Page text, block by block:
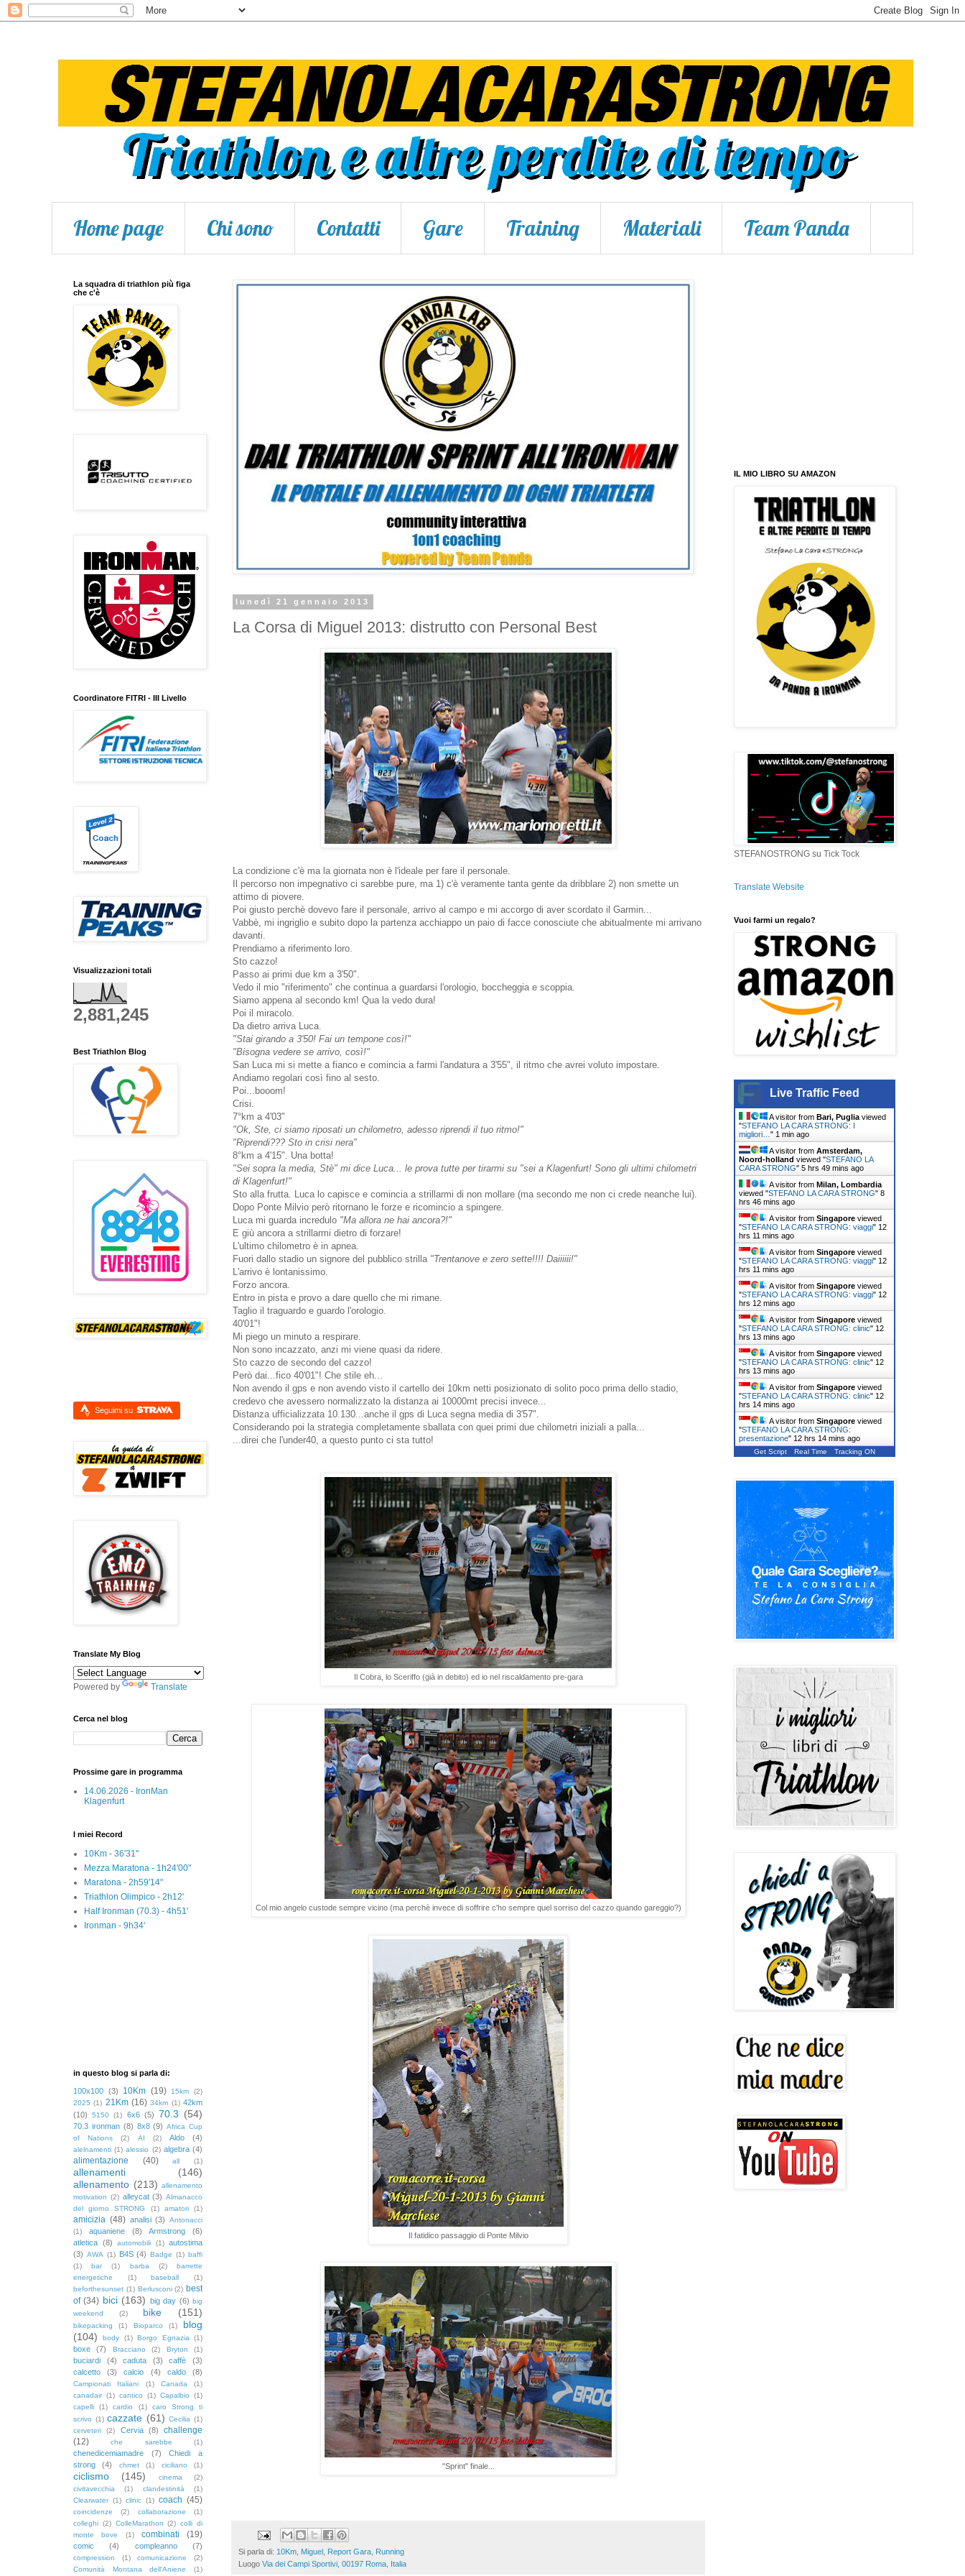
Home page Chi sono Contatti Gare Training Materiali Team Panda
lunedì 21 gennaio 2013
La Corsa di Miguel 2013: distrutto con Personal Best
La condizione c'è ma la giornata non è l'ideale per fare il personale.
Il percorso non impegnativo ci sarebbe pure, ma 1) c'è veramente tanta gente da dribblare 2) non smette un
attimo di piovere.
Poi giusto perchè dovevo fare il personale, arrivo al campo e mi accorgo di aver scordato il Garmin...
Vabbè, mi ingriglio e subito dopo la partenza acchiappo un paio di facce conosciute che abitualmente mi arrivano
davanti.
Prendiamo a riferimento loro.
Sto cazzo!
Passo ai primi due km a 3'50".
Vedo il mio "riferimento" che continua a guardarsi l'orologio, boccheggia e scoppia.
Siamo appena al secondo km! Qua la vedo dura!
Poi il miracolo.
Da dietro arriva Luca.
"Stai girando a 3'50! Fai un tempone così!"
"Bisogna vedere se arrivo, così!"
San Luca mi si mette a fianco e comincia a farmi l'andatura a 3'55", il ritmo che avrei voluto impostare.
Andiamo regolari così fino al sesto.
Poi...booom!
Crisi.
7°km a 4'03"
"Ok, Ste, ci siamo riposati un chilometro, adesso riprendi il tuo ritmo!"
"Riprendi??? Sto in crisi nera"
8°km a 4'15". Una botta!
"Sei sopra la media, Stè" mi dice Luca... le prova tutte per tirarmi su "sei a Klagenfurt! Sono gli ultimi chilometri
di Klagenfurt!"
Sto alla frutta. Luca lo capisce e comincia a strillarmi di non mollare (ma secondo me non ci crede neanche lui).
Dopo Ponte Milvio però ritornano le forze e ricomincio a spingere.
Luca mi guarda incredulo "Ma allora ne hai ancora?!"
E giù ancora a strillarmi dietro di forzare!
L'ultimo chilometro è in apnea.
Fuori dallo stadio un signore del pubblico strilla "Trentanove e zero sette!!!! Daiiiiii!"
L'arrivo è lontanissimo.
Forzo ancora.
Entro in pista e provo a dare quello che mi rimane.
Taglio il traguardo e guardo l'orologio.
40'01"!
Mi piego un minuto a respirare.
Non sono incazzato, anzi mi viene quasi da ridere.
Sto cazzo de secondo del cazzo!
Però dai...fico 40'01"! Che stile eh...
Non avendo il gps e non avendo visto il cartello dei 10km netti posizionato di solito poco prima dello stadio,
credevo che avessero normalizzato la distanza ai 10000mt precisi invece...
Distanza ufficializzata 10.130...anche il gps di Luca segna media di 3'57".
Considerando poi la strategia completamente sballata con quei primi due chilometri iniziali a palla...
...direi che l'under40, a questo punto ci sta tutto!
Il Cobra, lo Sceriffo (già in debito) ed io nel riscaldamento pre-gara
Col mio angelo custode sempre vicino (ma perchè invece di soffrire c'ho sempre quel sorriso del cazzo quando gareggio?)
Il fatidico passaggio di Ponte Milvio
"Sprint" finale...
Si parla di: 10Km Miguel Report Gara
Running
Luogo Via dei Campi Sportivi, 00197 Roma, Italia
La squadra di triathlon più figa
che c'è
Coordinatore FITRI - III Livello
Visualizzazioni totali
2,881,245
Best Triathlon Blog
Seguimi su
Translate My Blog
Powered by Translate
Cerca nel blog
Prossime gare in programma
14.06.2026 - IronMan
Klagenfurt
I miei Record
10Km - 36'31"
Mezza Maratona - 1h24'00"
Maratona - 2h59'14"
Triathlon Olimpico - 2h12'
Half Ironman (70.3) - 4h51'
Ironman - 9h34'
in questo blog si parla di:
100x100 (3) 10Km (19) 15km
(2)
2025 (1) 21Km (16) 34km (1) 42km
(10)
5150 (1) 6x6 (5) 70.3 (54)
70.3 ironman (8) 8x8 (9) Africa Cup
of Nations
(2) AI (2) Aldo (4)
alelnamenti (1) alessio (2) algebra (4)
alimentazione (40) all (1)
allenamenti
(146)
allenamento (213) allenamento
motivation (2) alleycat (3) Almanacco
del giorno STRONG
(1) amatori (1)
amicizia (48) analisi (3)
Antonacci
(1)
aquaniene (8) Armstrong
(6)
atletica (8) automobili (1) autostima
(3) AWA (1) B4S (4) Badge (1) baffi
(1)
bar (1) barba (2)
barrette
energetiche
(1) baseball
(1)
beforthesunset (1) Berlusconi (2) best
of (34) bici (163) big day (6) big
weekend
(2) bike (151)
bikepacking (1) Bioparco (1)
blog
(104)
body (1) Borgo Egnazia (1)
boxe (7) Bracciano (2) Bryton (1)
buciardi (4) caduta (3) caffè
(3)
calcetto
(3) calcio (4) caldo (8)
Campionati Italiani (1) Canada
(1)
canadair (1) cantico (1) Capalbio
(1)
capelli
(1) cardio (1)
caro Strong ti
scrivo (1) cazzate (61) Cecilia (1)
cerveteri
(2) Cervia (8)
challenge
(12)
che sarebbe (1)
chenedicemiamadre (7)
Chiedi a
strong
(4) chmet (1) ciciliano (1)
ciclismo (145) cinema
(2)
civitavecchia
(1) clandestinità
(1)
Clearwater (1) clinic (1) coach (45)
coincidenze (2) collaborazione
(1)
colleghi (2) ColleMarathon (2) colli di
monte bove
(1) combinati (19)
comic (4) compleanno (7)
compression (1) comunicazione
(2)
Comunità Montana dell'Aniene
(1)
IL MIO LIBRO SU AMAZON
STEFANOSTRONG su Tick Tock
Translate Website
Vuoi farmi un regalo?
Live Traffic Feed
A visitor from Bari, Puglia viewed
"STEFANO LA CARA STRONG: I
migliori… " 1 min ago
A visitor from Amsterdam,
Noord-holland viewed "STEFANO LA
CARA STRONG" 5 hrs 49 mins ago
A visitor from Milan, Lombardia
viewed "STEFANO LA CARA STRONG" 8
hrs 46 mins ago
A visitor from Singapore viewed
"STEFANO LA CARA STRONG: viaggi" 12
hrs 11 mins ago
A visitor from Singapore viewed
"STEFANO LA CARA STRONG: viaggi" 12
hrs 11 mins ago
A visitor from Singapore viewed
"STEFANO LA CARA STRONG: viaggi" 12
hrs 12 mins ago
A visitor from Singapore viewed
"STEFANO LA CARA STRONG: clinic" 12
hrs 13 mins ago
A visitor from Singapore viewed
"STEFANO LA CARA STRONG: clinic" 12
hrs 13 mins ago
A visitor from Singapore viewed
"STEFANO LA CARA STRONG: clinic" 12
hrs 14 mins ago
A visitor from Singapore viewed
"STEFANO LA CARA STRONG:
presentazione" 12 hrs 14 mins ago
Get Script Real Time Tracking ON